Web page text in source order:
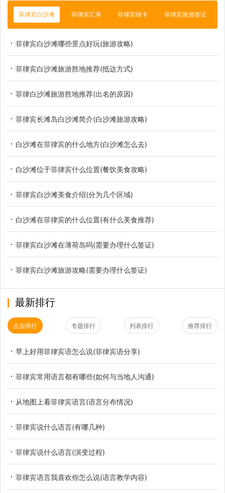
菲律宾白沙滩 菲律宾汇率 菲律宾绿卡 菲律宾旅游签证
菲律宾白沙滩哪些景点好玩(旅游攻略)
菲律宾白沙滩旅游胜地推荐(抵达方式)
菲律白沙滩旅游胜地推荐(出名的原因)
菲律宾长滩岛白沙滩简介(白沙滩旅游攻略)
白沙滩在菲律宾的什么地方(白沙滩怎么去)
白沙滩位于菲律宾什么位置(餐饮美食攻略)
菲律宾白沙滩美食介绍(分为几个区域)
白沙滩在菲律宾的什么位置(有什么美食推荐)
菲律宾白沙滩在薄荷岛吗(需要办理什么签证)
菲律宾白沙滩旅游攻略(需要办理什么签证)
最新排行
点击排行 专题排行 列表排行 推荐排行
早上好用菲律宾语怎么说(菲律宾语分享)
菲律宾常用语言都有哪些(如何与当地人沟通)
从地图上看菲律宾语言(语言分布情况)
菲律宾说什么语言(有哪几种)
菲律宾说什么语言(演变过程)
菲律宾语言我喜欢你怎么说(语言教学内容)